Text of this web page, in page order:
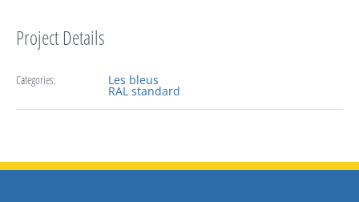
Project Details
Categories: Les bleus
RAL standard